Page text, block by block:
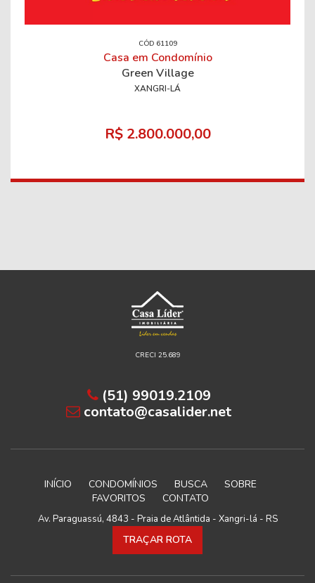
CÓD 61109
Casa em Condomínio
Green Village
XANGRI-LÁ
R$ 2.800.000,00
CRECI 25.689
(51) 99019.2109
contato@casalider.net
INÍCIO CONDOMÍNIOS BUSCA
SOBRE
FAVORITOS
CONTATO
Av. Paraguassú, 4843 - Praia de Atlântida - Xangri-lá - RS
TRAÇAR ROTA